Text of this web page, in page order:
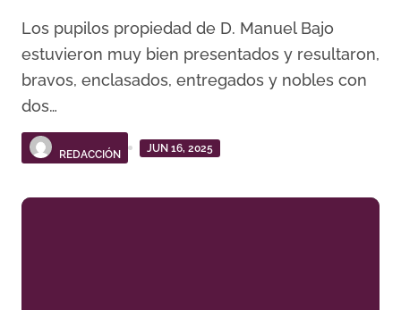
Los pupilos propiedad de D. Manuel Bajo
estuvieron muy bien presentados y resultaron,
bravos, enclasados, entregados y nobles con
dos…
REDACCIÓN
JUN 16, 2025